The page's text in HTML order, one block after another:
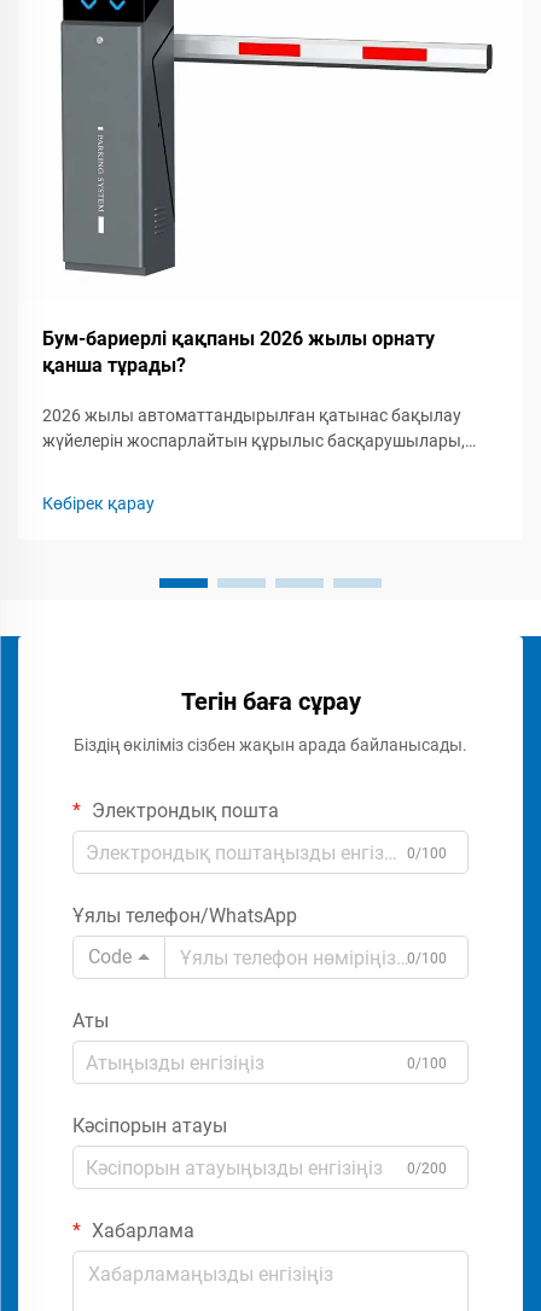
Бум-бариерлі қақпаны 2026 жылы орнату
қанша тұрады?
2026 жылы автоматтандырылған қатынас бақылау
жүйелерін жоспарлайтын құрылыс басқарушылары,
құрылымын түсіну маңызды. Бум-бариерлік қақпаққа...
Көбірек қарау
Тегін баға сұрау
Біздің өкіліміз сізбен жақын арада байланысады.
Электрондық пошта
0/100
Ұялы телефон/WhatsApp
Code
0/100
Аты
0/100
Кәсіпорын атауы
0/200
Хабарлама